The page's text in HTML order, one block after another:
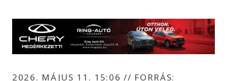
2026. MÁJUS 11. 15:06// FORRÁS: